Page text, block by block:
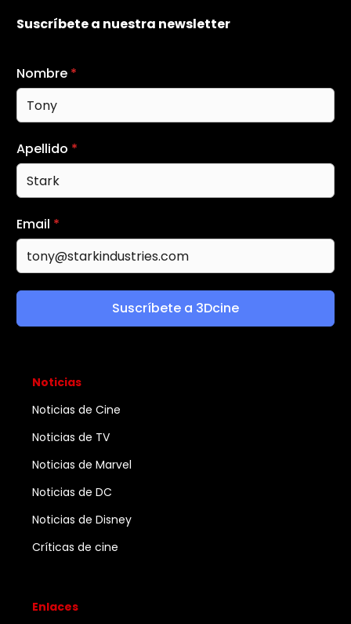
Suscríbete a nuestra newsletter
Nombre *
Apellido *
Email *
Suscríbete a 3Dcine
Noticias
Noticias de Cine
Noticias de TV
Noticias de Marvel
Noticias de DC
Noticias de Disney
Críticas de cine
Enlaces